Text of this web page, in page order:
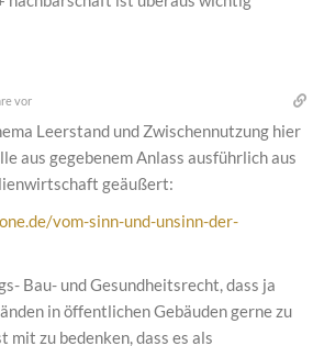
vor
Leerstand und Zwischennutzung hier
aus gegebenem Anlass ausführlich aus
geäußert:
vom-sinn-und-unsinn-der-
Bau- und Gesundheitsrecht, dass ja
in öffentlichen Gebäuden gerne zu
mit zu bedenken, dass es als